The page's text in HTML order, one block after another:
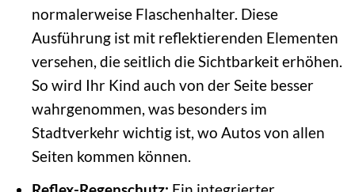
normalerweise Flaschenhalter. Diese
Ausführung ist mit reflektierenden Elementen
versehen, die seitlich die Sichtbarkeit erhöhen.
So wird Ihr Kind auch von der Seite besser
wahrgenommen, was besonders im
Stadtverkehr wichtig ist, wo Autos von allen
Seiten kommen können.